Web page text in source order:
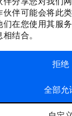
伙伴可能会将此
们在您使用其服
结合。
全部允
拒绝
站点地图